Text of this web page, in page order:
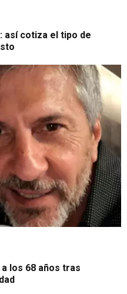
así cotiza el tipo de
los 68 años tras